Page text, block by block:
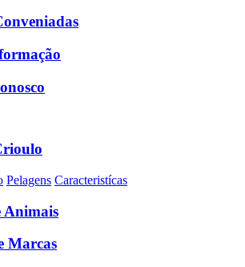
Pelagens Caracteristícas
Animais
Marcas